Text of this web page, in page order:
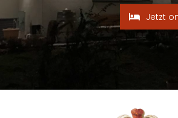
Jetzt